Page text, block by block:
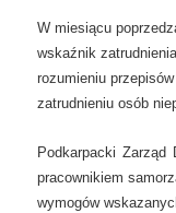
W miesiącu
wskaźnik
rozumieniu
zatrudnieniu osób
Podkarpacki Zarząd
pracownikiem
wymogów